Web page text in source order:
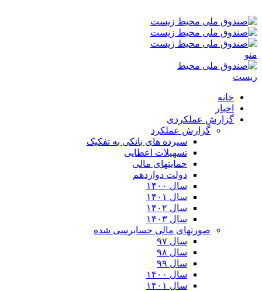
منو
خانه
اخبار
گزارش عملکردی
گزارش عملکرد
سپرده های بانکی به تفکیک
تسهیلات اعطایی
حمایتهای مالی
دولت دوازدهم
سال ۱۴۰۰
سال ۱۴۰۱
سال ۱۴۰۲
سال ۱۴۰۳
صورتهای مالی حسابرسی شده
سال ۹۷
سال ۹۸
سال ۹۹
سال ۱۴۰۰
سال ۱۴۰۱